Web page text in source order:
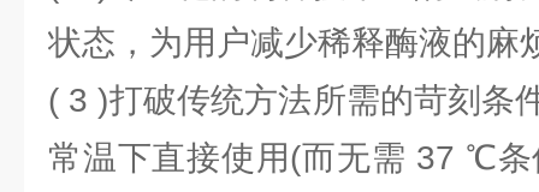
状态，为用户减少稀释酶液的麻
( 3 )打破传统方法所需的苛刻条
常温下直接使用(而无需 37 ℃